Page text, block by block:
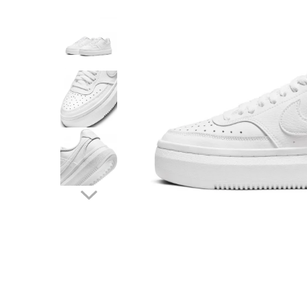
Pantaloni scurti Copii
Ingrijire incaltaminte